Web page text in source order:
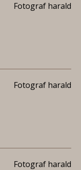
Fotograf harald
Fotograf harald
Fotograf harald